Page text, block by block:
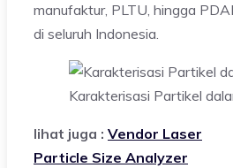
manufaktur, PLTU, hingga
di seluruh Indonesia.
Karakterisasi Partikel
lihat juga : Vendor Laser
Particle Size Analyzer